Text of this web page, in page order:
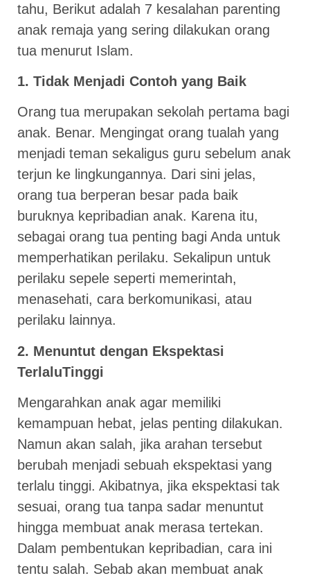
tahu, Berikut adalah 7 kesalahan parenting
anak remaja yang sering dilakukan orang
tua menurut Islam.
1. Tidak Menjadi Contoh yang Baik
Orang tua merupakan sekolah pertama bagi
anak. Benar. Mengingat orang tualah yang
menjadi teman sekaligus guru sebelum anak
terjun ke lingkungannya. Dari sini jelas,
orang tua berperan besar pada baik
buruknya kepribadian anak. Karena itu,
sebagai orang tua penting bagi Anda untuk
memperhatikan perilaku. Sekalipun untuk
perilaku sepele seperti memerintah,
menasehati, cara berkomunikasi, atau
perilaku lainnya.
2. Menuntut dengan Ekspektasi
TerlaluTinggi
Mengarahkan anak agar memiliki
kemampuan hebat, jelas penting dilakukan.
Namun akan salah, jika arahan tersebut
berubah menjadi sebuah ekspektasi yang
terlalu tinggi. Akibatnya, jika ekspektasi tak
sesuai, orang tua tanpa sadar menuntut
hingga membuat anak merasa tertekan.
Dalam pembentukan kepribadian, cara ini
tentu salah. Sebab akan membuat anak